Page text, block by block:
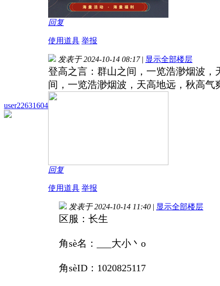
回复
使用道具 举报
user22631604
发表于 2024-10-14 08:17 | 显示全部楼层
登高之言：群山之间，一览浩渺烟波
间，一览浩渺烟波，天高地远，秋高
回复
使用道具 举报
发表于 2024-10-14 11:40 | 显示全部楼层
区服：长生
角sè名：___大小丶o
角sèID：1020825117